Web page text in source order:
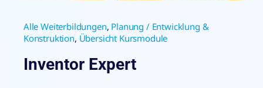
Alle Weiterbildungen, Planung / Entwicklung &
Konstruktion, Übersicht Kursmodule
Inventor Expert